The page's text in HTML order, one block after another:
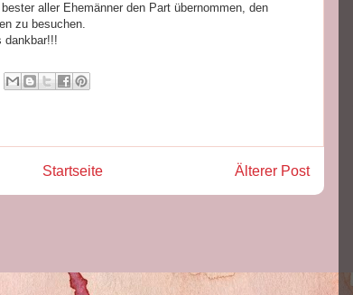
aller Ehemänner den Part übernommen, den
zu besuchen.
dankbar!!!
Älterer Post
Startseite